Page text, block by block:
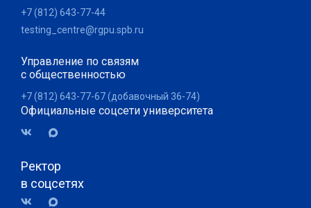
+7 (812) 643-77-44
testing_centre@rgpu.spb.ru
Управление по связям
с общественностью
+7 (812) 643-77-67 (добавочный 36-74)
Официальные соцсети университета
Ректор
в соцсетях